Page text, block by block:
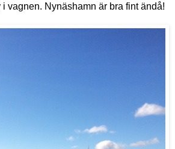
vagnen. Nynäshamn är bra fint ändå!